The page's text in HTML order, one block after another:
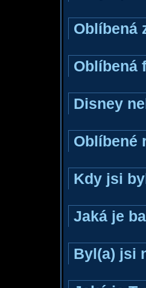
Oblíbená
Oblíbená
Disney
Oblíbené
Kdy jsi
Jaká je
Byl(a) jsi